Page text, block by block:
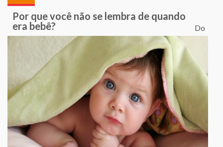
Por que você não se lembra de quando
era bebê?
Do